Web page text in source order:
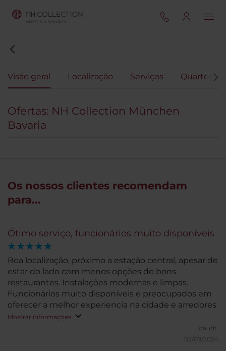
Visão geral Localização Serviços Quartos
Ofertas: NH Collection München
Bavaria
Os nossos clientes recomendam
para...
Ótimo serviço, funcionários muito disponíveis
Boa localização, próximo a estação central, apesar de
estar do lado com menos opções de bons
restaurantes. Instalações modernas e limpas.
Funcionários muito disponíveis e preocupados em
oferecer a melhor experiencia na cidade e arredores
Mostrar informações
ldaudt.
02/09/2024